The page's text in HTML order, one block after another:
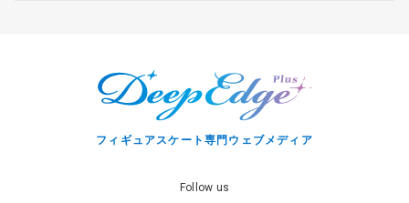
フィギュアスケート専門ウェブメディア
Follow us